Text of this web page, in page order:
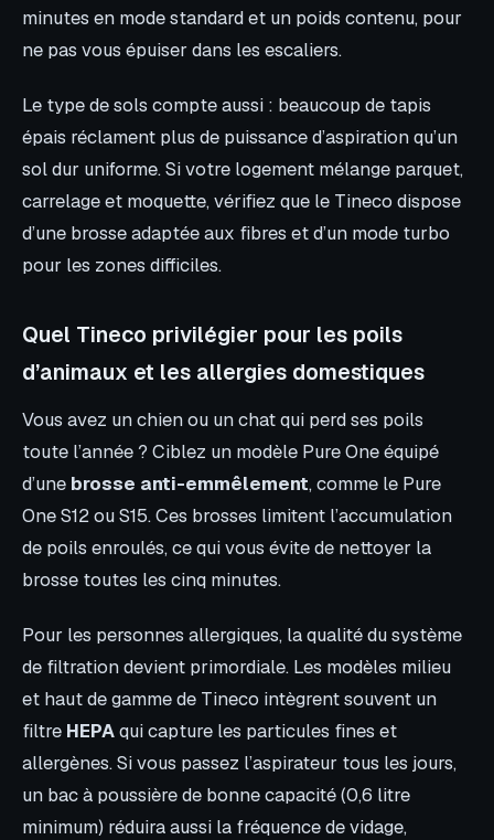
minutes en mode standard et un poids contenu, pour
ne pas vous épuiser dans les escaliers.
Le type de sols compte aussi : beaucoup de tapis
épais réclament plus de puissance d’aspiration qu’un
sol dur uniforme. Si votre logement mélange parquet,
carrelage et moquette, vérifiez que le Tineco dispose
d’une brosse adaptée aux fibres et d’un mode turbo
pour les zones difficiles.
Quel Tineco privilégier pour les poils
d’animaux et les allergies domestiques
Vous avez un chien ou un chat qui perd ses poils
toute l’année ? Ciblez un modèle Pure One équipé
d’une brosse anti-emmêlement, comme le Pure
One S12 ou S15. Ces brosses limitent l’accumulation
de poils enroulés, ce qui vous évite de nettoyer la
brosse toutes les cinq minutes.
Pour les personnes allergiques, la qualité du système
de filtration devient primordiale. Les modèles milieu
et haut de gamme de Tineco intègrent souvent un
filtre HEPAqui capture les particules fines et
allergènes. Si vous passez l’aspirateur tous les jours,
un bac à poussière de bonne capacité (0,6 litre
minimum) réduira aussi la fréquence de vidage,